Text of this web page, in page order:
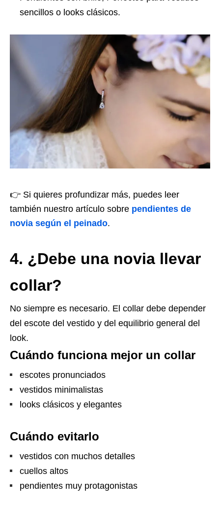
sencillos o looks clásicos.
👉 Si quieres profundizar más, puedes leer
también nuestro artículo sobre pendientes de
novia según el peinado.
4. ¿Debe una novia llevar
collar?
No siempre es necesario. El collar debe depender
del escote del vestido y del equilibrio general del
look.
Cuándo funciona mejor un collar
escotes pronunciados
vestidos minimalistas
looks clásicos y elegantes
Cuándo evitarlo
vestidos con muchos detalles
cuellos altos
pendientes muy protagonistas